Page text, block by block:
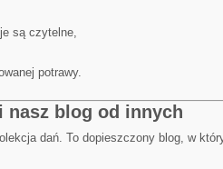
są czytelne,
potrawy.
nasz blog od innych
dań. To dopieszczony blog, w